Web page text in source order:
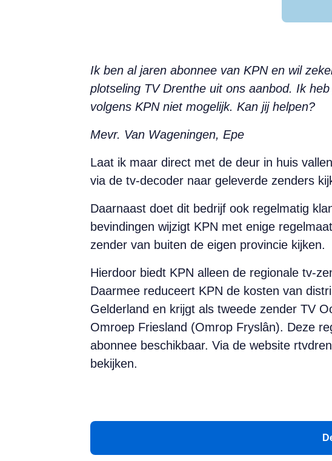
Ik ben al jaren abonnee van KPN en wil
plotseling TV Drenthe uit ons aanbod. Ik
volgens KPN niet mogelijk. Kan jij helpen?
Mevr. Van Wageningen, Epe
Laat ik maar direct met de deur in huis
via de tv-decoder naar geleverde zenders
Daarnaast doet dit bedrijf ook regelmatig
bevindingen wijzigt KPN met enige
zender van buiten de eigen provincie kijken.
Hierdoor biedt KPN alleen de regionale tv-
Daarmee reduceert KPN de kosten van
Gelderland en krijgt als tweede zender TV
Omroep Friesland (Omrop Fryslân). Deze
abonnee beschikbaar. Via de website
bekijken.